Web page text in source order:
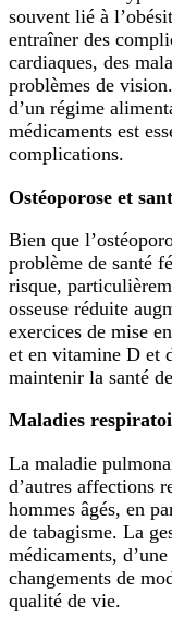
souvent lié à
entraîner des
cardiaques, des
problèmes de
d’un régime
médicaments est
complications.
Ostéoporose et
Bien que
problème de santé
risque,
osseuse réduite
exercices de mise
et en vitamine D et
maintenir la santé
Maladies
La maladie
d’autres affections
hommes âgés, en
de tabagisme. La
médicaments,
changements de
qualité de vie.